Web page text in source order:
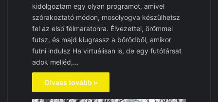
kidolgoztam egy olyan programot, amivel
szórakoztató módon, mosolyogva készülhetsz
fel az első félmaratonra. Élvezettel, örömmel
futsz, és majd kiugrassz a bőrödből, amikor
futni indulsz Ha virtuálisan is, de egy futótársat
adok melléd,…
Olvass tovább »